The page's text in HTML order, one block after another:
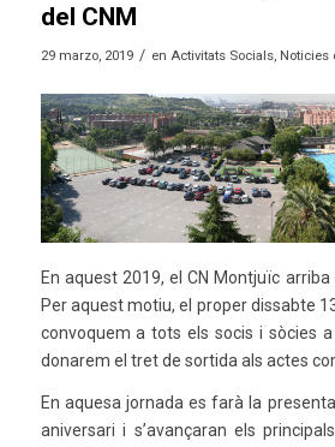
del CNM
29 marzo, 2019 / en Activitats Socials, Noticies
En aquest 2019, el CN Montjuïc
Per aquest motiu, el proper dissabte
convoquem a tots els socis i sòcies
donarem el tret de sortida als actes
En aquesa jornada es farà la
aniversari i s’avançaran els